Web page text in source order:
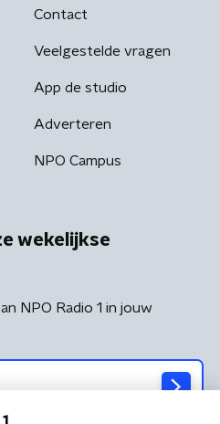
Contact
Veelgestelde vragen
App de studio
Adverteren
NPO Campus
wekelijkse
NPO Radio 1 in jouw